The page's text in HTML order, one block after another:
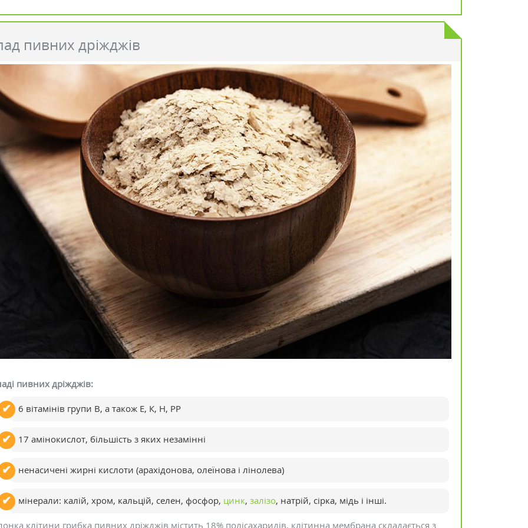
пивних дріжджів
пивних дріжджів:
6 вітамінів групи B, а також Е, К, Н, РР
17 амінокислот, більшість з яких незамінні
ненасичені жирні кислоти (арахідонова, олеїнова і лінолева)
мінерали: калій, хром, кальцій, селен, фосфор, цинк, залізо, натрій, сірка, мідь і інші.
клітини грибка пивних дріжджів містить 18% полісахаридів, клітинна мембрана складається з